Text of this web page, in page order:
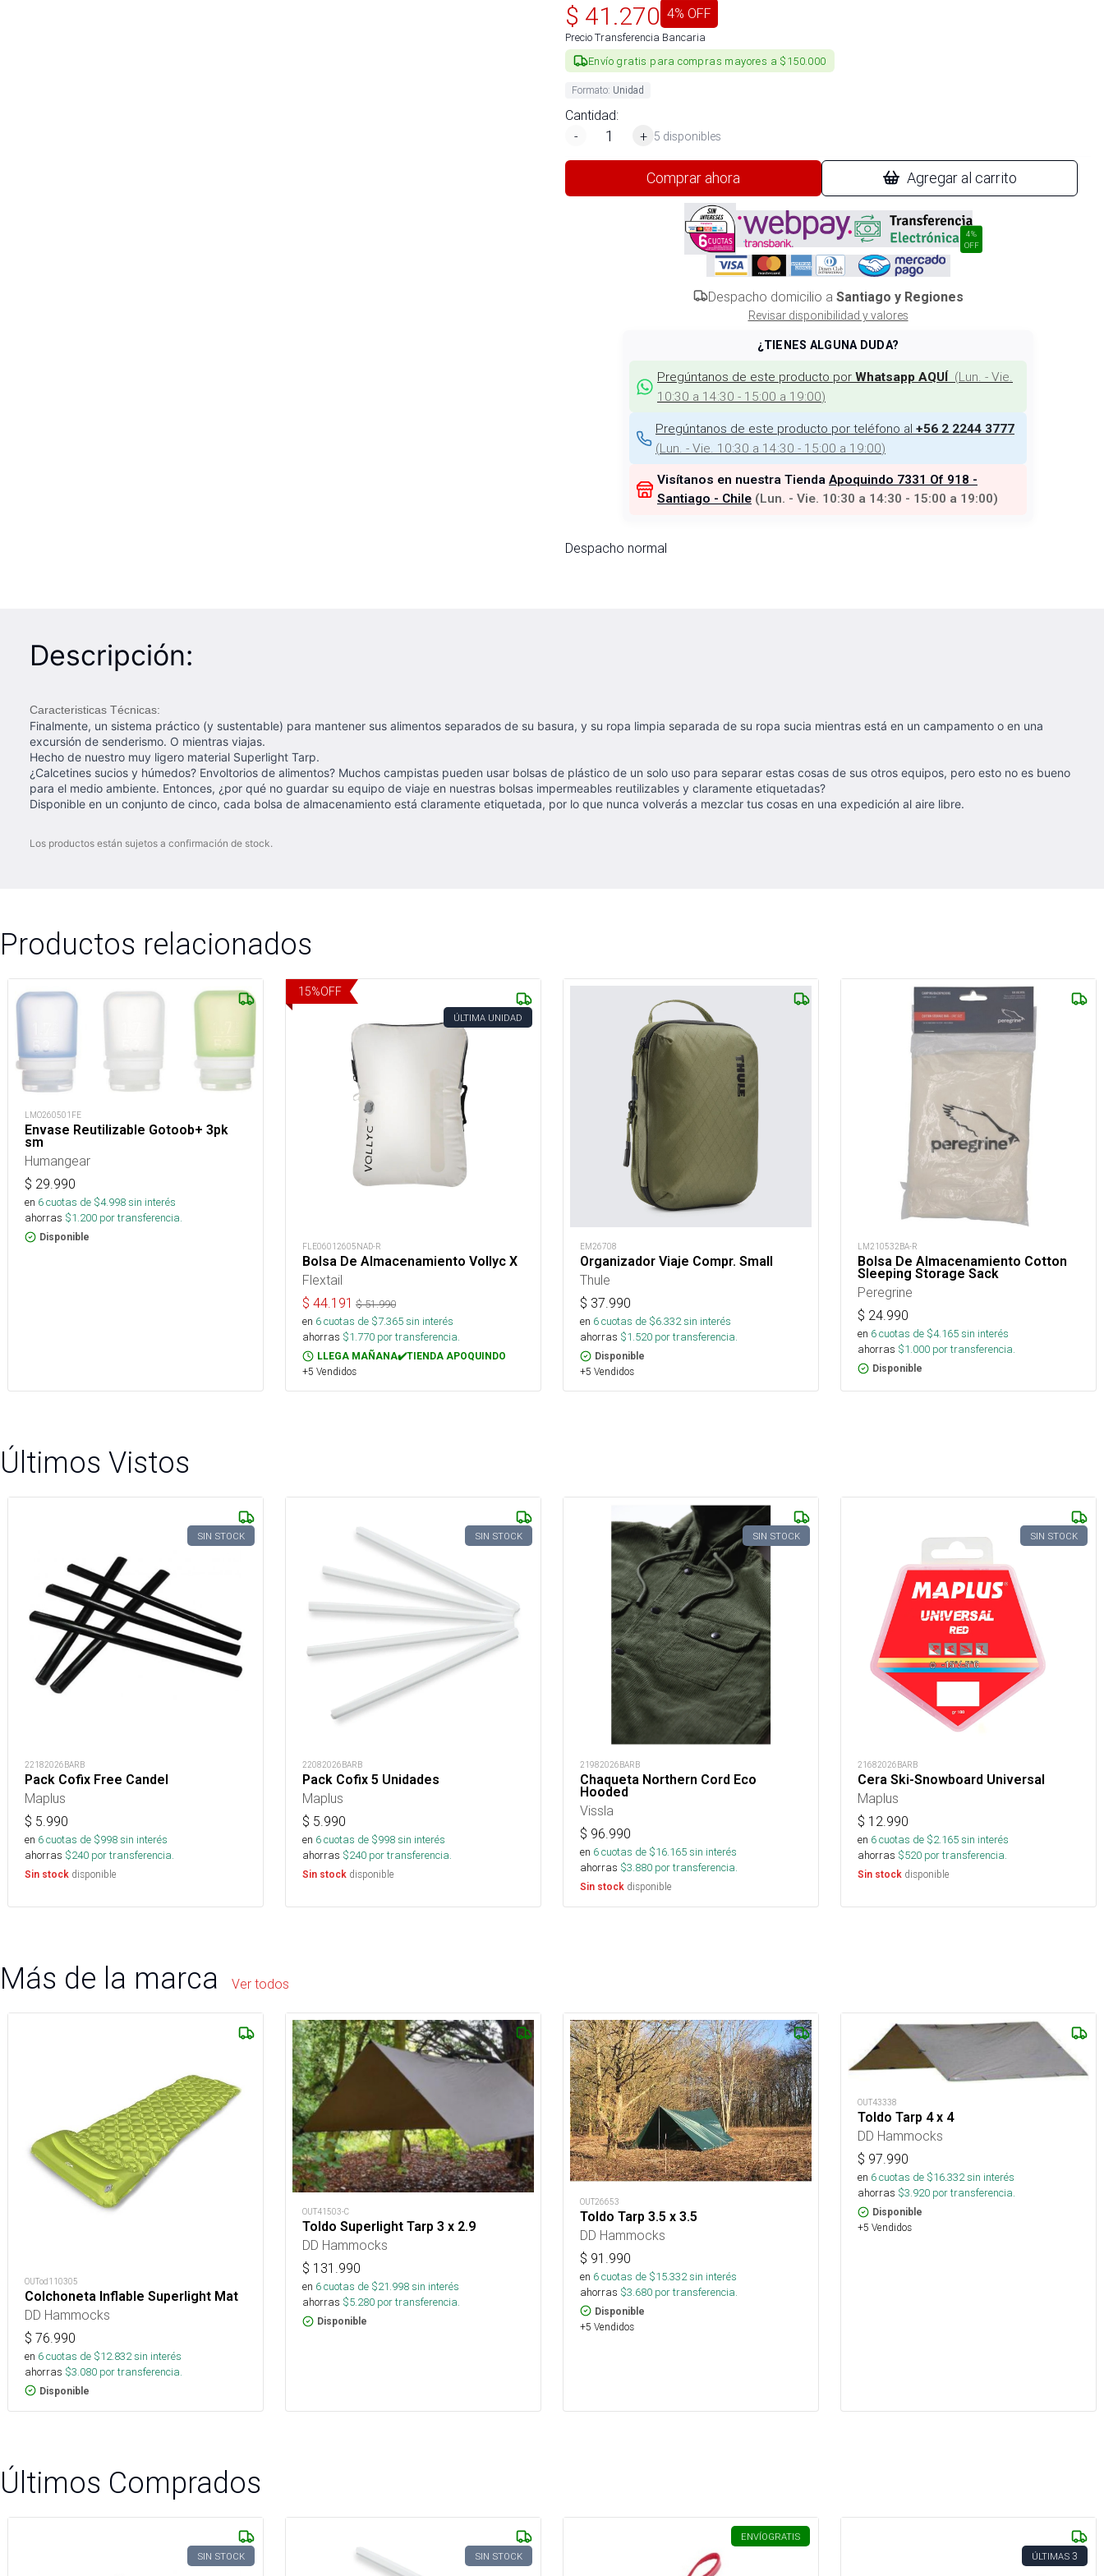
$ 41.270 4% OFF
Precio Transferencia Bancaria
Envío gratis para compras mayores a $150.000
Formato: Unidad
Cantidad:
-
+ 5 disponibles
Comprar ahora Agregar al carrito
4%
OFF
Despacho domicilio a Santiago y Regiones
Revisar disponibilidad y valores
¿TIENES ALGUNA DUDA?
Pregúntanos de este producto por Whatsapp AQUÍ (Lun. - Vie.
10:30 a 14:30 - 15:00 a 19:00)
Pregúntanos de este producto por teléfono al +56 2 2244 3777
(Lun. - Vie. 10:30 a 14:30 - 15:00 a 19:00)
Visítanos en nuestra Tienda Apoquindo 7331 Of 918 -
Santiago - Chile (Lun. - Vie. 10:30 a 14:30 - 15:00 a 19:00)
Despacho normal
Descripción:
Caracteristicas Técnicas:
Finalmente, un sistema práctico (y sustentable) para mantener sus alimentos separados de su basura, y su ropa limpia separada de su ropa sucia mientras está en un campamento o en una
excursión de senderismo. O mientras viajas.
Hecho de nuestro muy ligero material Superlight Tarp.
¿Calcetines sucios y húmedos? Envoltorios de alimentos? Muchos campistas pueden usar bolsas de plástico de un solo uso para separar estas cosas de sus otros equipos, pero esto no es bueno
para el medio ambiente. Entonces, ¿por qué no guardar su equipo de viaje en nuestras bolsas impermeables reutilizables y claramente etiquetadas?
Disponible en un conjunto de cinco, cada bolsa de almacenamiento está claramente etiquetada, por lo que nunca volverás a mezclar tus cosas en una expedición al aire libre.
Los productos están sujetos a confirmación de stock.
Productos relacionados
LMO260501FE
Envase Reutilizable Gotoob+ 3pk
sm
Humangear
$ 29.990
en 6cuotas de $4.998sin interés
ahorras $1.200 por transferencia.
Disponible
15%OFF
ÚLTIMA UNIDAD
FLE06012605NAD-R
Bolsa De Almacenamiento Vollyc X
Flextail
$ 44.191 $51.990
en 6cuotas de $7.365sin interés
ahorras $1.770 por transferencia.
LLEGA MAÑANA✔️TIENDA APOQUINDO
+5 Vendidos
EM26708
Organizador Viaje Compr. Small
Thule
$ 37.990
en 6cuotas de $6.332sin interés
ahorras $1.520 por transferencia.
Disponible
+5 Vendidos
LM210532BA-R
Bolsa De Almacenamiento Cotton
Sleeping Storage Sack
Peregrine
$ 24.990
en 6cuotas de $4.165sin interés
ahorras $1.000 por transferencia.
Disponible
Últimos Vistos
SIN STOCK
22182026BARB
Pack Cofix Free Candel
Maplus
$ 5.990
en 6cuotas de $998sin interés
ahorras $240 por transferencia.
Sin stock disponible
SIN STOCK
22082026BARB
Pack Cofix 5 Unidades
Maplus
$ 5.990
en 6cuotas de $998sin interés
ahorras $240 por transferencia.
Sin stock disponible
SIN STOCK
21982026BARB
Chaqueta Northern Cord Eco
Hooded
Vissla
$ 96.990
en 6cuotas de $16.165sin interés
ahorras $3.880 por transferencia.
Sin stock disponible
SIN STOCK
21682026BARB
Cera Ski-Snowboard Universal
Maplus
$ 12.990
en 6cuotas de $2.165sin interés
ahorras $520 por transferencia.
Sin stock disponible
Más de la marca Ver todos
OUTod110305
Colchoneta Inflable Superlight Mat
DD Hammocks
$ 76.990
en 6cuotas de $12.832sin interés
ahorras $3.080 por transferencia.
Disponible
OUT41503-C
Toldo Superlight Tarp 3 x 2.9
DD Hammocks
$ 131.990
en 6cuotas de $21.998sin interés
ahorras $5.280 por transferencia.
Disponible
OUT26653
Toldo Tarp 3.5 x 3.5
DD Hammocks
$ 91.990
en 6cuotas de $15.332sin interés
ahorras $3.680 por transferencia.
Disponible
+5 Vendidos
OUT43338
Toldo Tarp 4 x 4
DD Hammocks
$ 97.990
en 6cuotas de $16.332sin interés
ahorras $3.920 por transferencia.
Disponible
+5 Vendidos
Últimos Comprados
SIN STOCK SIN STOCK
ENVÍOGRATIS
ÚLTIMAS 3